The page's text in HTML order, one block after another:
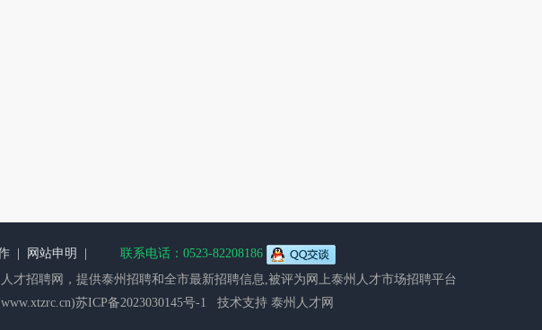
网站申明
联系电话：0523-82208186
才招聘网，提供泰州招聘和全市最新招聘信息,被评为网上泰州人才市场招聘平台
苏ICP备2023030145号-1 技术支持 泰州人才网